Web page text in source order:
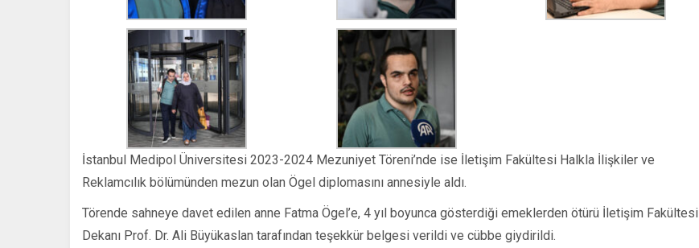
İstanbul Medipol Üniversitesi 2023-2024 Mezuniyet Töreni’nde ise İletişim Fakültesi Halkla İlişkiler ve
Reklamcılık bölümünden mezun olan Ögel diplomasını annesiyle aldı.
Törende sahneye davet edilen anne Fatma Ögel’e, 4 yıl boyunca gösterdiği emeklerden ötürü İletişim Fakültesi
Dekanı Prof. Dr. Ali Büyükaslan tarafından teşekkür belgesi verildi ve cübbe giydirildi.